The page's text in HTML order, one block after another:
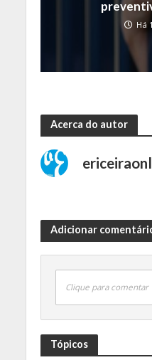
Há
Acerca do autor
Adicionar
Clique para comentar
Tópicos